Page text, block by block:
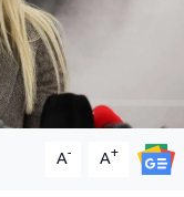
A- A+